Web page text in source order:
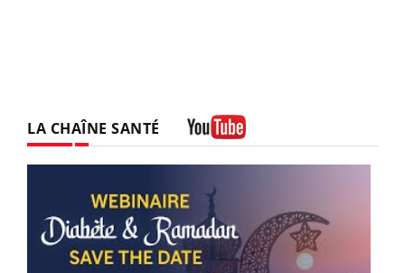
LA CHAÎNE SANTÉ